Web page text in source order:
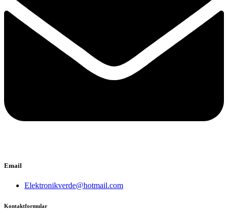
Email
Elektronikverde@hotmail.com
Kontaktformular